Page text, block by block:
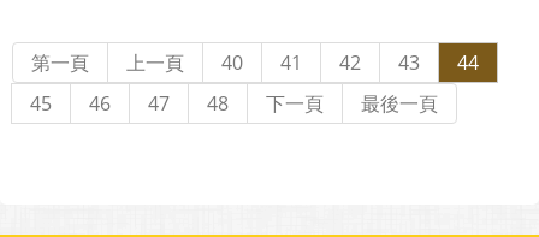
第一頁 上一頁 40 41 42 43
44
45
46 47 48 下一頁 最後一頁